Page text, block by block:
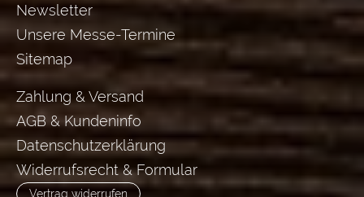
Newsletter
Unsere Messe-Termine
Sitemap
Zahlung & Versand
AGB & Kundeninfo
Datenschutzerklärung
Widerrufsrecht & Formular
Vertrag widerrufen